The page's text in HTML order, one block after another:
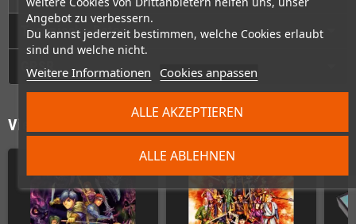
Angebot zu verbessern.
Du kannst jederzeit bestimmen, welche Cookies erlaubt
sind und welche nicht.
Weitere Informationen Cookies anpassen
ALLE ABLEHNEN
ALLE AKZEPTIEREN
Technische Daten
GPSR
Vielleicht wäre das auch was für Dich